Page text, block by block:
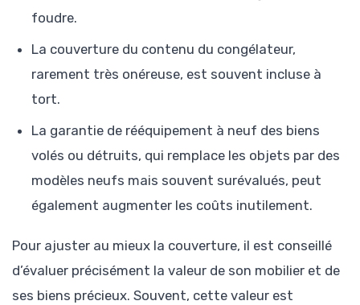
foudre.
La couverture du contenu du congélateur,
rarement très onéreuse, est souvent incluse à
tort.
La garantie de rééquipement à neuf des biens
volés ou détruits, qui remplace les objets par des
modèles neufs mais souvent surévalués, peut
également augmenter les coûts inutilement.
Pour ajuster au mieux la couverture, il est conseillé
d’évaluer précisément la valeur de son mobilier et de
ses biens précieux. Souvent, cette valeur est